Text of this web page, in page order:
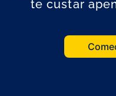
te custar